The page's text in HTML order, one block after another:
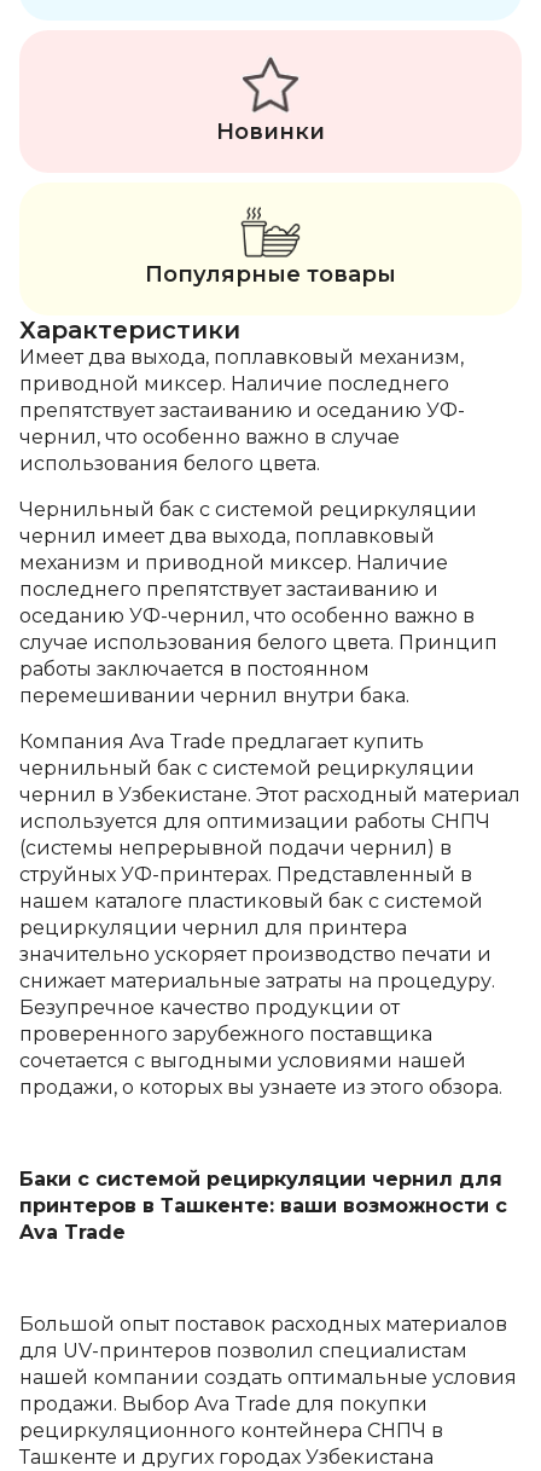
Новинки
Популярные товары
Характеристики
Имеет два выхода, поплавковый механизм,
приводной миксер. Наличие последнего
препятствует застаиванию и оседанию УФ-
чернил, что особенно важно в случае
использования белого цвета.
Чернильный бак с системой рециркуляции
чернил имеет два выхода, поплавковый
механизм и приводной миксер. Наличие
последнего препятствует застаиванию и
оседанию УФ-чернил, что особенно важно в
случае использования белого цвета. Принцип
работы заключается в постоянном
перемешивании чернил внутри бака.
Компания Ava Trade предлагает купить
чернильный бак с системой рециркуляции
чернил в Узбекистане. Этот расходный материал
используется для оптимизации работы СНПЧ
(системы непрерывной подачи чернил) в
струйных УФ-принтерах. Представленный в
нашем каталоге пластиковый бак с системой
рециркуляции чернил для принтера
значительно ускоряет производство печати и
снижает материальные затраты на процедуру.
Безупречное качество продукции от
проверенного зарубежного поставщика
сочетается с выгодными условиями нашей
продажи, о которых вы узнаете из этого обзора.
Баки с системой рециркуляции чернил для
принтеров в Ташкенте: ваши возможности с
Ava Trade
Большой опыт поставок расходных материалов
для UV-принтеров позволил специалистам
нашей компании создать оптимальные условия
продажи. Выбор Ava Trade для покупки
рециркуляционного контейнера СНПЧ в
Ташкенте и других городах Узбекистана